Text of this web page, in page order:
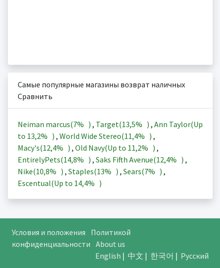
Самые популярные магазины возврат наличных
Сравнить
Neiman marcus(7% ) , Target(13,5% ) , Ann Taylor(Up
to 13,2% ) , World Wide Stereo(11,4% ) ,
Macy's(12,4% ) , Old Navy(Up to 11,2% ) ,
EntirelyPets(14,8% ) , Saks Fifth Avenue(12,4% ) ,
Nike(10,8% ) , Staples(13% ) , Sears(7% ) ,
Escentual(Up to 14,4% )
Условия и положения
Политикой
конфиденциальности About us
English | 中文 | 한국어 | Русский